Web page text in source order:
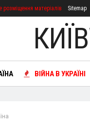
розміщення матеріалів Sitemap
ВІЙНА В УКРАЇНІ